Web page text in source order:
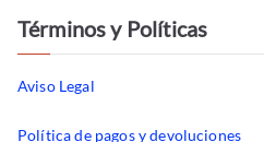
Términos y Políticas
Aviso Legal
Política de pagos y devoluciones